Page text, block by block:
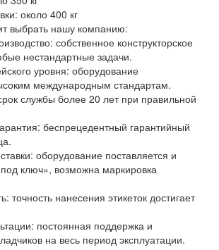
около 400 кг
выбрать нашу компанию:
собственное конструкторское
нестандартные задачи.
уровня: оборудование
международным стандартам.
службы более 20 лет при правильной
беспрецедентный гарантийный
оборудование поставляется и
ключ», возможна маркировка
точность нанесения этикеток достигает
постоянная поддержка и
на весь период эксплуатации.